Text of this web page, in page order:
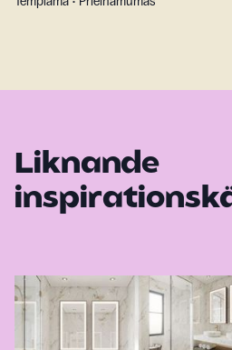
Liknande